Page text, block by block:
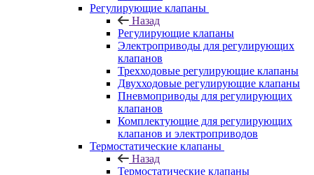
Регулирующие клапаны
Назад
Регулирующие клапаны
Электроприводы для регулирующих
клапанов
Трехходовые регулирующие клапаны
Двухходовые регулирующие клапаны
Пневмоприводы для регулирующих
клапанов
Комплектующие для регулирующих
клапанов и электроприводов
Термостатические клапаны
Назад
Термостатические клапаны